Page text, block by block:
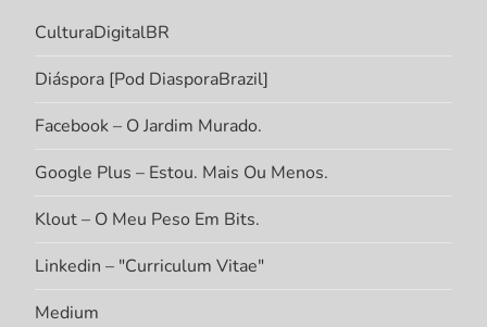
CulturaDigitalBR
Diáspora [Pod DiasporaBrazil]
Facebook – O Jardim Murado.
Google Plus – Estou. Mais Ou Menos.
Klout – O Meu Peso Em Bits.
Linkedin – "Curriculum Vitae"
Medium